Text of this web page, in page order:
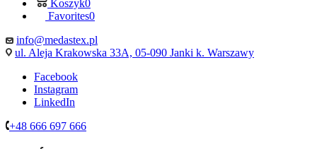
Koszyk0
Favorites0
info@medastex.pl
ul. Aleja Krakowska 33A, 05-090 Janki k. Warszawy
Facebook
Instagram
LinkedIn
+48 666 697 666